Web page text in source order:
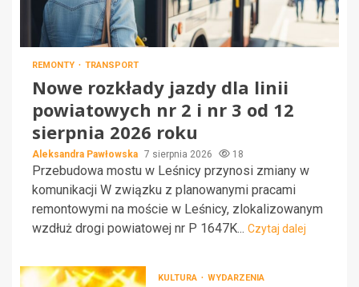
REMONTY TRANSPORT
Nowe rozkłady jazdy dla linii
powiatowych nr 2 i nr 3 od 12
sierpnia 2026 roku
Aleksandra Pawłowska 7 sierpnia 2026 18
Przebudowa mostu w Leśnicy przynosi zmiany w
komunikacji W związku z planowanymi pracami
remontowymi na moście w Leśnicy, zlokalizowanym
wzdłuż drogi powiatowej nr P 1647K... Czytaj dalej
KULTURA WYDARZENIA